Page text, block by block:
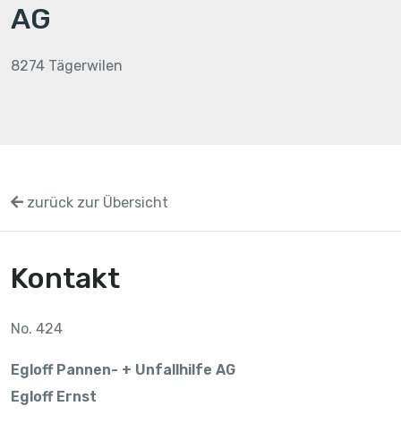
AG
8274 Tägerwilen
zurück zur Übersicht
Kontakt
No. 424
Egloff Pannen- + Unfallhilfe AG
Egloff Ernst